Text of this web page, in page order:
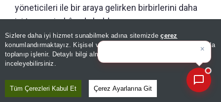
Sizlere daha iyi hizmet sunabilmek adına sitemizdeçerez
konumlandırmaktayız. Kişisel verileriniz, KVKK ve GDPR kapsamında
toplanıp işlenir. Detaylı bilgi almak için
inceleyebilirsiniz.
Tüm Çerezleri Kabul Et Çerez Ayarlarına Git
yöneticileri ile bir araya gelirken birbirlerini daha
iyi tanıma imkânı da buldu.
“11 YILDA 1.836 GENÇ YETENEĞİ
TURKCELL EKOSİSTEMİNE
KAZANDIRDIK”
×
Bugünün öne çıkan manşetleri